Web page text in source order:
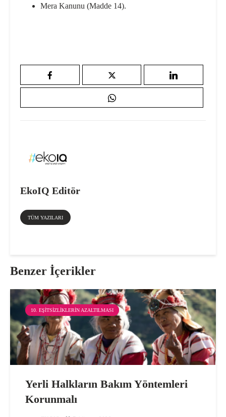
Mera Kanunu (Madde 14).
EkoIQ Editör
TÜM YAZILARI
Benzer İçerikler
10. EŞITSIZLIKLERIN AZALTILMASI
Yerli Halkların Bakım Yöntemleri
Korunmalı